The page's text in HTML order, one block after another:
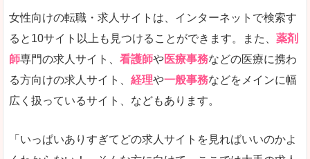
女性向けの転職・求人サイトは、インターネットで検索す
ると10サイト以上も見つけることができます。また、 薬剤
師専門の求人サイト、 看護師や医療事務などの医療に携わ
る方向けの求人サイト、 経理や一般事務などをメインに幅
広く扱っているサイト、などもあります。
「いっぱいありすぎてどの求人サイトを見ればいいのかよ